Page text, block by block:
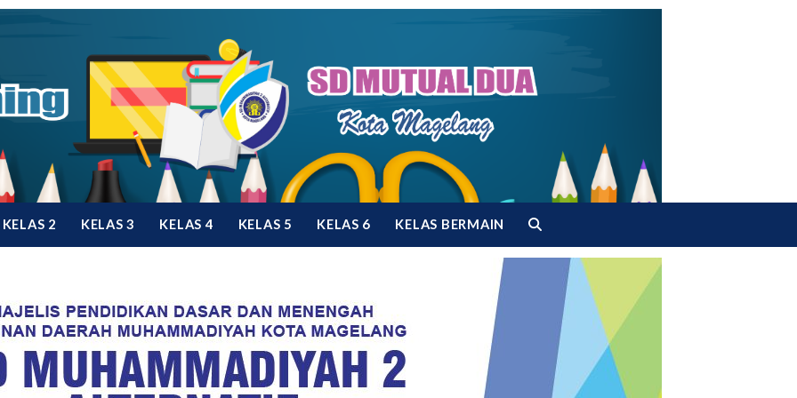
KELAS 2 KELAS 3 KELAS 4 KELAS 5 KELAS 6 KELAS BERMAIN